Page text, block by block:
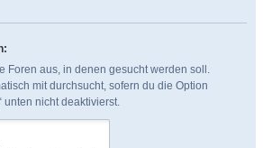
Foren aus, in denen gesucht werden soll.
mit durchsucht, sofern du die Option
unten nicht deaktivierst.